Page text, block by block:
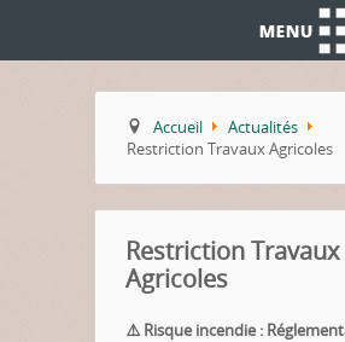
Accueil
Actualités
Restriction Travaux Agricoles
Restriction Travaux
Agricoles
⚠️ Risque incendie :